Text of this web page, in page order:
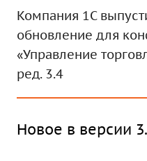
Компания 1С
обновление для
«Управление
ред. 3.4
Новое в версии